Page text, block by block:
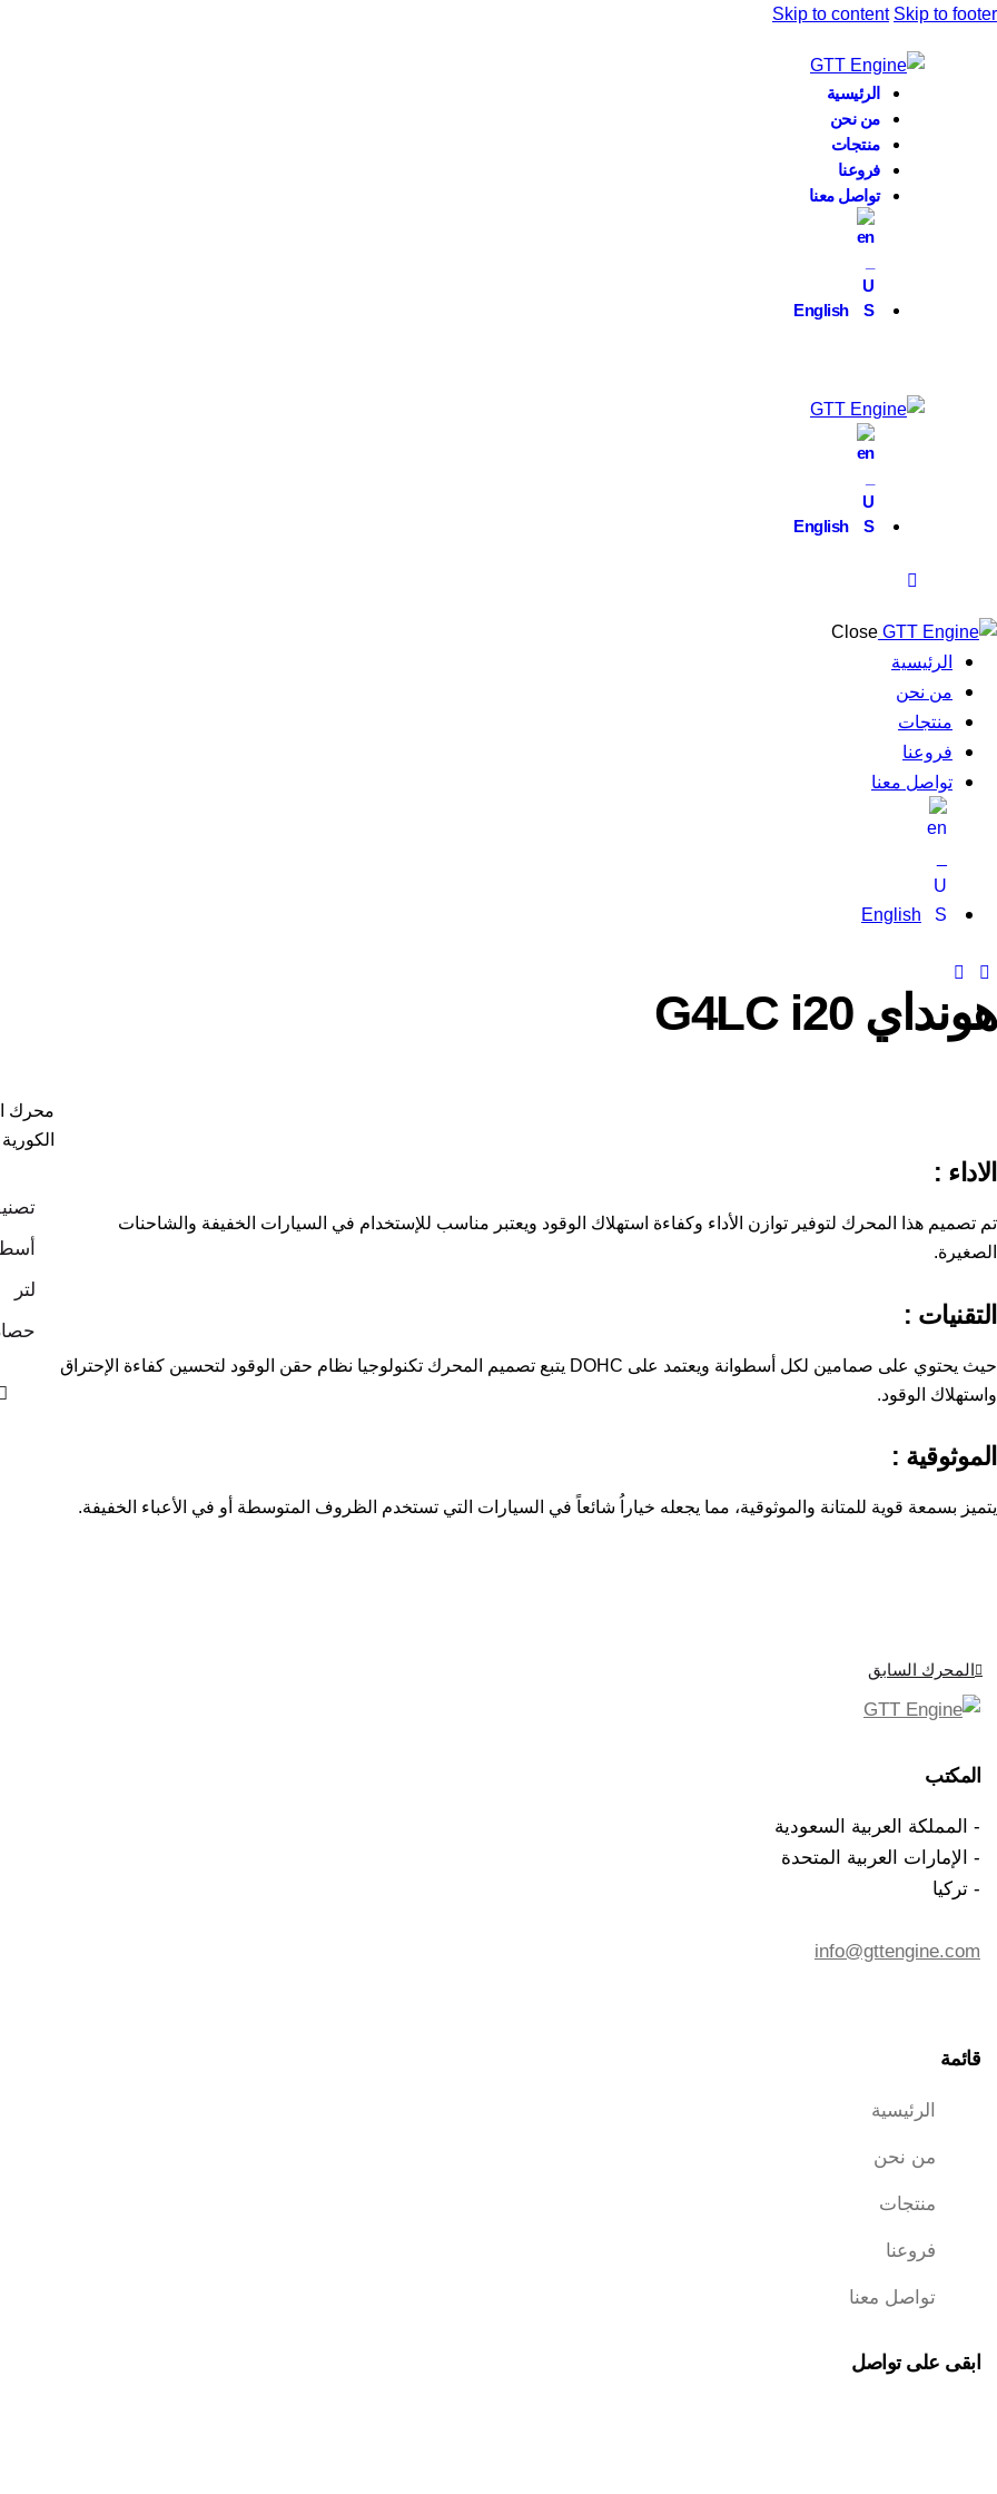
Skip to content Skip to footer
الرئيسية
من نحن
منتجات
فروعنا
تواصل معنا
English
English
Close
الرئيسية
من نحن
منتجات
فروعنا
تواصل معنا
English
هونداي G4LC i20
الاداء :
تم تصميم هذا المحرك لتوفير توازن الأداء وكفاءة استهلاك الوقود ويعتبر مناسب للإستخدام في السيارات الخفيفة والشاحنات
الصغيرة.
التقنيات :
حيث يحتوي على صمامين لكل أسطوانة ويعتمد على DOHC يتبع تصميم المحرك تكنولوجيا نظام حقن الوقود لتحسين كفاءة الإحتراق
واستهلاك الوقود.
الموثوقية :
يتميز بسمعة قوية للمتانة والموثوقية، مما يجعله خياراُ شائعاً في السيارات التي تستخدم الظروف المتوسطة أو في الأعباء الخفيفة.
محرك
لتر
تصفّح
المقالات
المحرك السابق
المكتب
- المملكة العربية السعودية
- الإمارات العربية المتحدة
- تركيا
info@gttengine.com
قائمة
الرئيسية
من نحن
منتجات
فروعنا
تواصل معنا
ابقى على تواصل